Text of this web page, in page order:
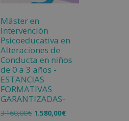
Máster en
Intervención
Psicoeducativa en
Alteraciones de
Conducta en niños
de 0 a 3 años -
ESTANCIAS
FORMATIVAS
GARANTIZADAS-
3.160,00€ 1.580,00€